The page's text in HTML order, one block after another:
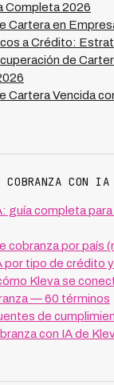
Completa 2026
Cartera en
a Crédito:
de
Cartera Vencida
COBRANZA CON IA
guía completa
cobranza por país
por tipo de crédito
Kleva se
— 60 términos
de
con IA de